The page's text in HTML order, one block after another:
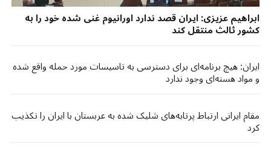
ابراهیم عزیزی: ایران قصد ندارد اورانیوم غنی شده خود را به
کشور ثالث منتقل کند
ایران: هیچ برنامه‌ای برای دسترسی به تاسیسات مورد حمله واقع شده
و مواد هسته‌ای وجود ندارد
مقام ایرانی ارتباط پرتابه‌های شلیک شده به عربستان با ایران را تکذیب
کرد